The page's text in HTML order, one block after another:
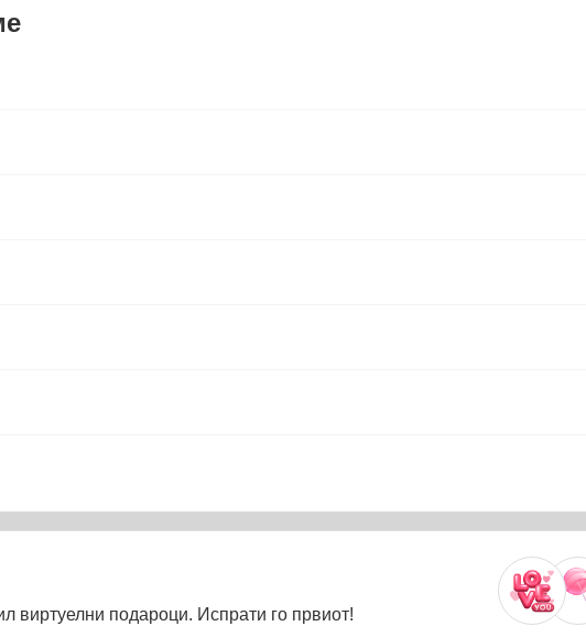
виртуелни подароци. Испрати го првиот!